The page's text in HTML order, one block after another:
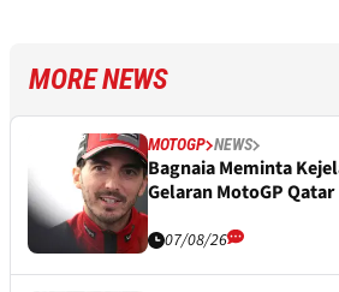
MORE NEWS
MOTOGP NEWS
Bagnaia Meminta
Gelaran MotoGP Qatar
07/08/26